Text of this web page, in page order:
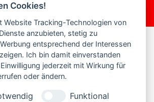
Cookies!
Website Tracking-Technologien von
anzubieten, stetig zu
entsprechend der Interessen
Ich bin damit einverstanden
jederzeit mit Wirkung für
oder ändern.
Funktional